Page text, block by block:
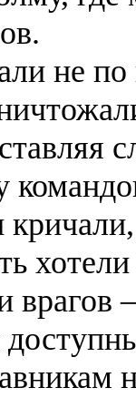
не по
врагов